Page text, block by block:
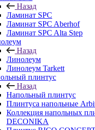
Назад
Ламинат SPC
Ламинат SPC Aberhof
Ламинат SPC Alta Step
Назад
Линолеум
Линолеум Tarkett
плинтус
Назад
Напольный плинтус
Плинтуса напольные
Коллекция напольных
DECONIKA